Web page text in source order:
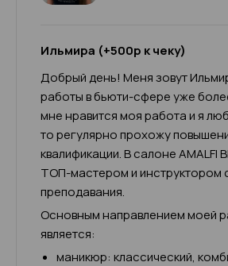
Ильмира (+500р к чеку)
Добрый день! Меня зовут
работы в бьюти-сфере уже
мне нравится моя работа и я
то регулярно прохожу
квалификации. В салоне AMALFI
ТОП-мастером и инструктором
преподавания.
Основным направлением моей
является:
маникюр: классический,